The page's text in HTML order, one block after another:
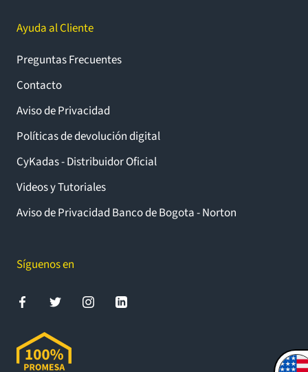
Ayuda al Cliente
Preguntas Frecuentes
Contacto
Aviso de Privacidad
Políticas de devolución digital
CyKadas - Distribuidor Oficial
Videos y Tutoriales
Aviso de Privacidad Banco de Bogota - Norton
Síguenos en